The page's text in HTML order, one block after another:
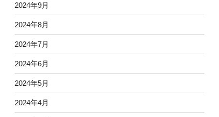
2024年9月
2024年8月
2024年7月
2024年6月
2024年5月
2024年4月